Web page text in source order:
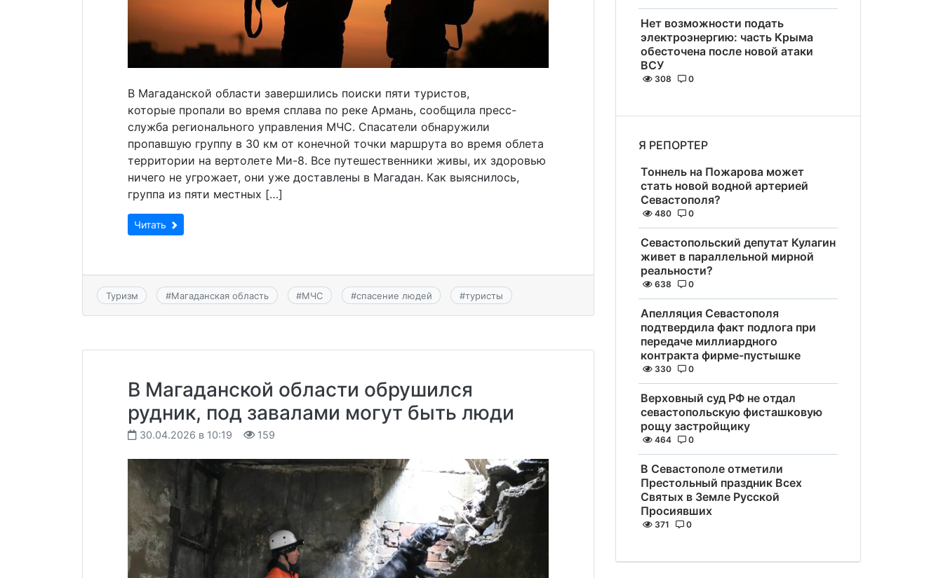
В Магаданской области завершились поиски пяти туристов,
которые пропали во время сплава по реке Армань, сообщила пресс-
служба регионального управления МЧС. Спасатели обнаружили
пропавшую группу в 30 км от конечной точки маршрута во время облета
территории на вертолете Ми-8. Все путешественники живы, их здоровью
ничего не угрожает, они уже доставлены в Магадан. Как выяснилось,
группа из пяти местных […]
Читать
Туризм #Магаданская область #МЧС #спасение людей #туристы
В Магаданской области обрушился
рудник, под завалами могут быть люди
30.04.2026 в 10:19 159
Нет возможности подать
электроэнергию: часть Крыма
обесточена после новой атаки
ВСУ
308 0
Я РЕПОРТЕР
Тоннель на Пожарова может
стать новой водной артерией
Севастополя?
480 0
Севастопольский депутат Кулагин
живет в параллельной мирной
реальности?
638 0
Апелляция Севастополя
подтвердила факт подлога при
передаче миллиардного
контракта фирме-пустышке
330 0
Верховный суд РФ не отдал
севастопольскую фисташковую
рощу застройщику
464 0
В Севастополе отметили
Престольный праздник Всех
Святых в Земле Русской
Просиявших
371 0